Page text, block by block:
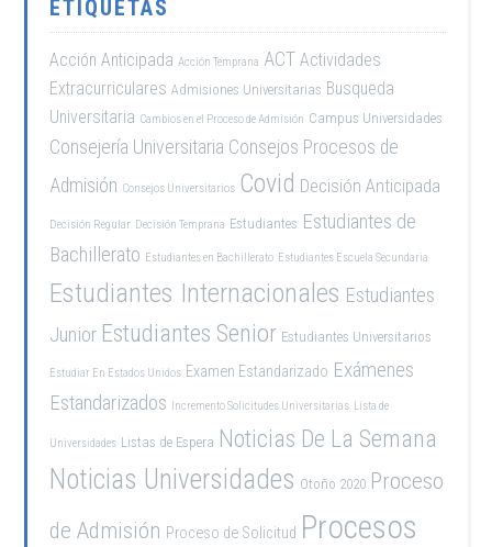
ETIQUETAS
Acción Anticipada Acción Temprana ACT Actividades
Extracurriculares Admisiones Universitarias Busqueda
Universitaria Cambios en el Proceso de Admisión Campus Universidades
Consejería Universitaria Consejos Procesos de
Admisión Consejos Universitarios Covid Decisión Anticipada
Decisión Regular Decisión Temprana Estudiantes Estudiantes de
Bachillerato Estudiantes en Bachillerato Estudiantes Escuela Secundaria
Estudiantes Internacionales Estudiantes
Junior Estudiantes Senior Estudiantes Universitarios
Estudiar En Estados Unidos Examen Estandarizado Exámenes
Estandarizados Incremento Solicitudes Universitarias Lista de
Universidades Listas de Espera Noticias De La Semana
Noticias Universidades Otoño 2020 Proceso
de Admisión Proceso de Solicitud Procesos